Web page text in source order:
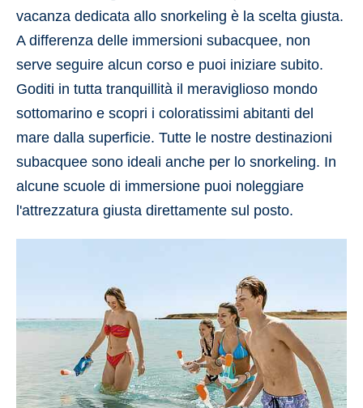
vacanza dedicata allo snorkeling è la scelta giusta.
A differenza delle immersioni subacquee, non
serve seguire alcun corso e puoi iniziare subito.
Goditi in tutta tranquillità il meraviglioso mondo
sottomarino e scopri i coloratissimi abitanti del
mare dalla superficie. Tutte le nostre destinazioni
subacquee sono ideali anche per lo snorkeling. In
alcune scuole di immersione puoi noleggiare
l'attrezzatura giusta direttamente sul posto.